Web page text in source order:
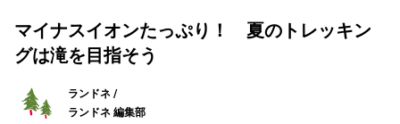
マイナスイオンたっぷり！ 夏のトレッキン
グは滝を目指そう
ランドネ /
ランドネ 編集部